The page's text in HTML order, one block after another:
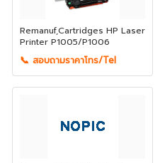
Remanuf,Cartridges HP Laser
Printer P1005/P1006
📞 สอบถามราคาโทร/Tel